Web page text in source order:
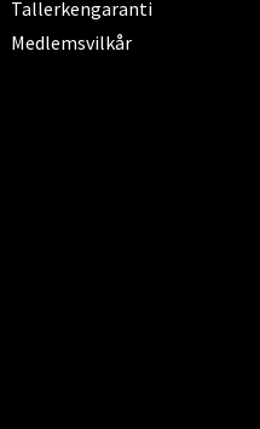
Tallerkengaranti
Medlemsvilkår
Mo i Rana
Mo i Rana